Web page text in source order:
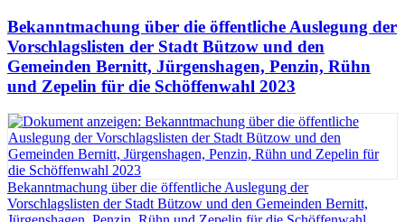
Bekanntmachung über die öffentliche Auslegung der
Vorschlagslisten der Stadt Bützow und den
Gemeinden Bernitt, Jürgenshagen, Penzin, Rühn
und Zepelin für die Schöffenwahl 2023
Bekanntmachung über die öffentliche Auslegung der
Vorschlagslisten der Stadt Bützow und den Gemeinden Bernitt,